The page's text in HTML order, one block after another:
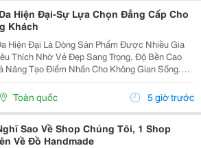
Hiện Đại-Sự Lựa Chọn Đẳng Cấp Cho
Khách
Hiện Đại Là Dòng Sản Phẩm Được Nhiều Gia
Thích Nhờ Vẻ Đẹp Sang Trọng, Độ Bền Cao
Năng Tạo Điểm Nhấn Cho Không Gian Sống.
Kế Tinh Tế Cùng Chất Liệu Da Cao Cấp, Sofa
Chỉ Mang Lại Cảm Giác Thoải Mái Mà Còn Thể...
Toàn quốc 5 giờ trước
Sao Về Shop Chúng Tôi, 1 Shop
Về Đồ Handmade